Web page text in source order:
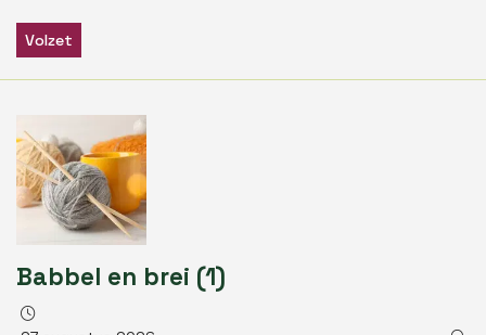
Volzet
Babbel en brei (1)